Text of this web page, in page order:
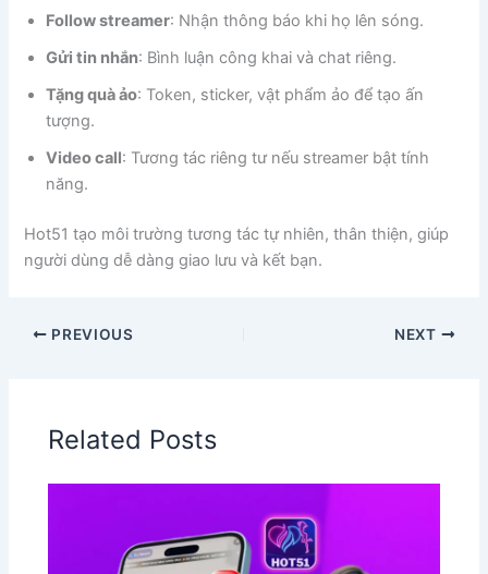
Follow streamer: Nhận thông báo khi họ lên sóng.
Gửi tin nhắn: Bình luận công khai và chat riêng.
Tặng quà ảo: Token, sticker, vật phẩm ảo để tạo ấn
tượng.
Video call: Tương tác riêng tư nếu streamer bật tính
năng.
Hot51 tạo môi trường tương tác tự nhiên, thân thiện, giúp
người dùng dễ dàng giao lưu và kết bạn.
PREVIOUS NEXT
Related Posts